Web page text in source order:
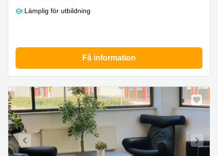
Lämplig för utbildning
Få information